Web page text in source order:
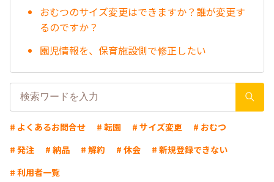
おむつのサイズ変更はできますか？誰が変更す
るのですか？
園児情報を、保育施設側で修正したい
# よくあるお問合せ # 転園 # サイズ変更
# おむつ
# 発注
# 納品 # 解約 # 休会
# 新規登録できない
# 利用者一覧